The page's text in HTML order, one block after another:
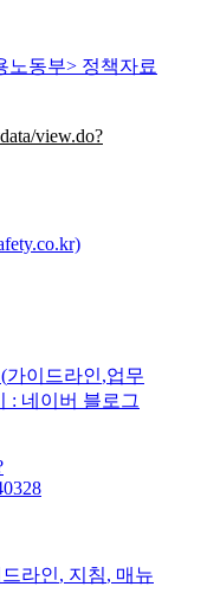
노동부> 정책자료
view.do?
(가이드라인,업무
: 네이버 블로그
라인, 지침, 매뉴